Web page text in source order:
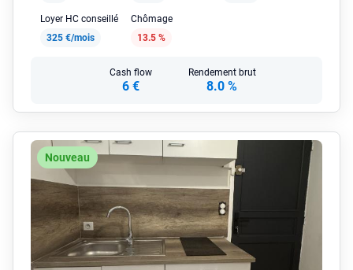
Loyer HC conseillé
325 €/mois
Chômage
13.5 %
Cash flow
6 €
Rendement brut
8.0 %
Nouveau